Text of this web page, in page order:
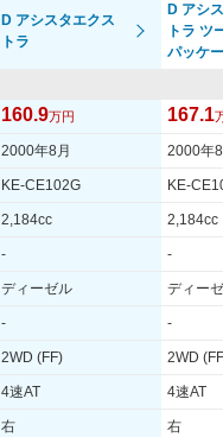
D アシスタエクス
トラ
D アシ
トラ ツ
パッケ
160.9万円 167.1
2000年8月 2000年
KE-CE102G KE-
2,184cc 2,184cc
- -
ディーゼル ディー
- -
2WD (FF) 2WD
4速AT 4速AT
右 右